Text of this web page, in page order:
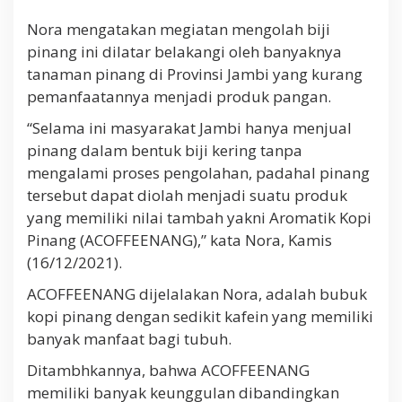
o
u
k
P
a
n
a
n
Nora mengatakan megiatan mengolah biji
pinang ini dilatar belakangi oleh banyaknya
tanaman pinang di Provinsi Jambi yang kurang
pemanfaatannya menjadi produk pangan.
“Selama ini masyarakat Jambi hanya menjual
pinang dalam bentuk biji kering tanpa
mengalami proses pengolahan, padahal pinang
tersebut dapat diolah menjadi suatu produk
yang memiliki nilai tambah yakni Aromatik Kopi
Pinang (ACOFFEENANG),” kata Nora, Kamis
(16/12/2021).
ACOFFEENANG dijelalakan Nora, adalah bubuk
kopi pinang dengan sedikit kafein yang memiliki
banyak manfaat bagi tubuh.
Ditambhkannya, bahwa ACOFFEENANG
memiliki banyak keunggulan dibandingkan